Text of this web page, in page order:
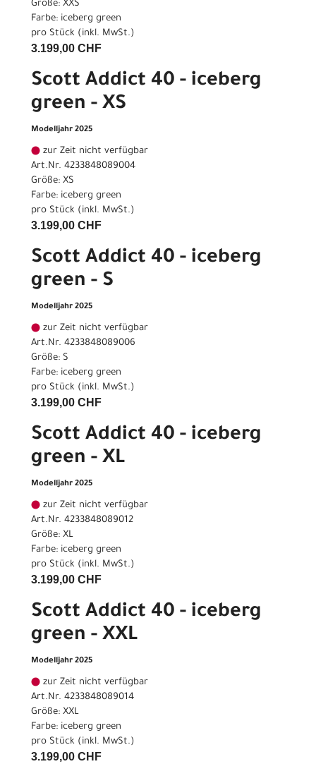
Größe: XXS
Farbe: iceberg green
pro Stück (inkl. MwSt.)
3.199,00 CHF
Scott Addict 40 - iceberg
green - XS
Modelljahr 2025
zur Zeit nicht verfügbar
Art.Nr. 4233848089004
Größe: XS
Farbe: iceberg green
pro Stück (inkl. MwSt.)
3.199,00 CHF
Scott Addict 40 - iceberg
green - S
Modelljahr 2025
zur Zeit nicht verfügbar
Art.Nr. 4233848089006
Größe: S
Farbe: iceberg green
pro Stück (inkl. MwSt.)
3.199,00 CHF
Scott Addict 40 - iceberg
green - XL
Modelljahr 2025
zur Zeit nicht verfügbar
Art.Nr. 4233848089012
Größe: XL
Farbe: iceberg green
pro Stück (inkl. MwSt.)
3.199,00 CHF
Scott Addict 40 - iceberg
green - XXL
Modelljahr 2025
zur Zeit nicht verfügbar
Art.Nr. 4233848089014
Größe: XXL
Farbe: iceberg green
pro Stück (inkl. MwSt.)
3.199,00 CHF